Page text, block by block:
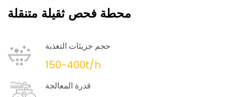
محطة فحص ثقيلة متنقلة
حجم جزيئات التغذية
150-400t/h
قدرة المعالجة